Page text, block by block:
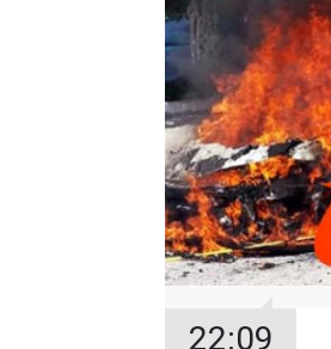
22:09